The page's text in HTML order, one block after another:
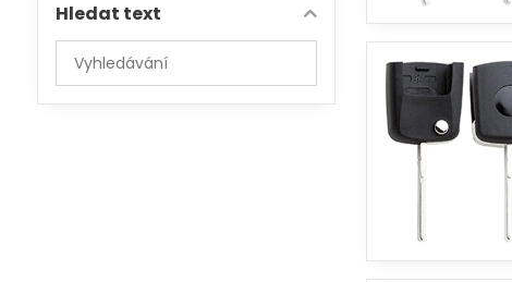
Hledat text
Prohledat
výsledky
filtru